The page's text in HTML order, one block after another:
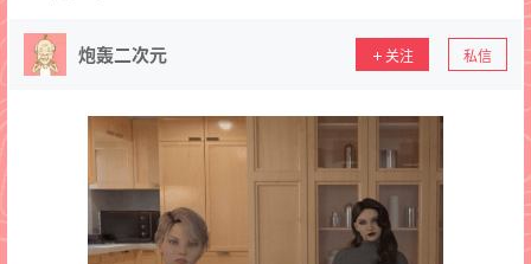
炮轰二次元 关注 私信